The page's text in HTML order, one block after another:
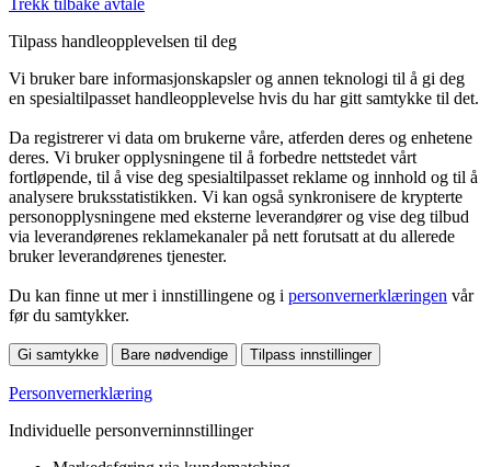
Trekk tilbake avtale
Tilpass handleopplevelsen til deg
Vi bruker bare informasjonskapsler og annen teknologi til å gi deg
en spesialtilpasset handleopplevelse hvis du har gitt samtykke til det.
Da registrerer vi data om brukerne våre, atferden deres og enhetene
deres. Vi bruker opplysningene til å forbedre nettstedet vårt
fortløpende, til å vise deg spesialtilpasset reklame og innhold og til å
analysere bruksstatistikken. Vi kan også synkronisere de krypterte
personopplysningene med eksterne leverandører og vise deg tilbud
via leverandørenes reklamekanaler på nett forutsatt at du allerede
bruker leverandørenes tjenester.
Du kan finne ut mer i innstillingene og i personvernerklæringen vår
før du samtykker.
Gi samtykke Bare nødvendige Tilpass innstillinger
Personvernerklæring
Individuelle personverninnstillinger